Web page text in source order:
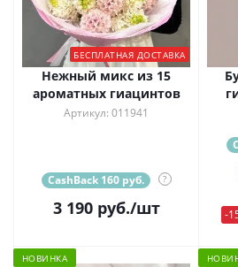
БЕСПЛАТНАЯ ДОСТАВКА
Нежный микс из 15
ароматных гиацинтов
Артикул: 011941
CashBack 160 руб. ?
3 190руб./шт
-
НОВИНКА